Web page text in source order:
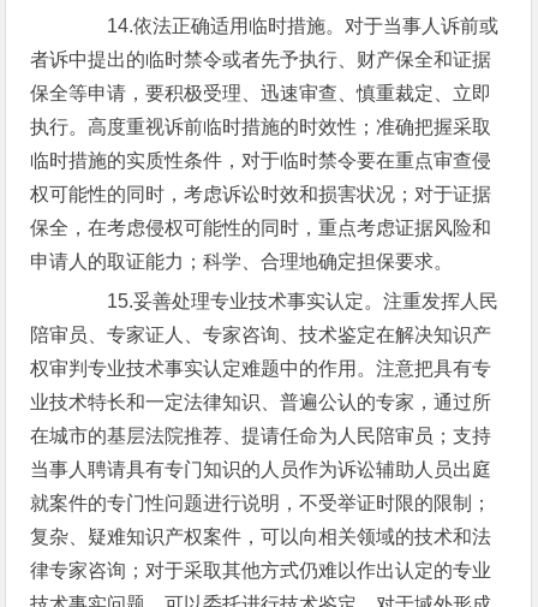
14.依法正确适用临时措施。对于当事人诉前或
者诉中提出的临时禁令或者先予执行、财产保全和证据
保全等申请，要积极受理、迅速审查、慎重裁定、立即
执行。高度重视诉前临时措施的时效性；准确把握采取
临时措施的实质性条件，对于临时禁令要在重点审查侵
权可能性的同时，考虑诉讼时效和损害状况；对于证据
保全，在考虑侵权可能性的同时，重点考虑证据风险和
申请人的取证能力；科学、合理地确定担保要求。
15.妥善处理专业技术事实认定。注重发挥人民
陪审员、专家证人、专家咨询、技术鉴定在解决知识产
权审判专业技术事实认定难题中的作用。注意把具有专
业技术特长和一定法律知识、普遍公认的专家，通过所
在城市的基层法院推荐、提请任命为人民陪审员；支持
当事人聘请具有专门知识的人员作为诉讼辅助人员出庭
就案件的专门性问题进行说明，不受举证时限的限制；
复杂、疑难知识产权案件，可以向相关领域的技术和法
律专家咨询；对于采取其他方式仍难以作出认定的专业